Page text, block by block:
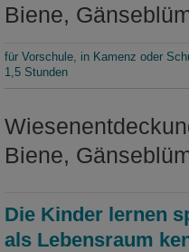
Mitarbeiter Zoologie
Biene,
für Vorschule, in Kamenz oder
1,5 Stunden
Biene,
Die Kinder lernen
als Lebensraum